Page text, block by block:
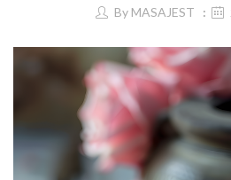
By MASAJEST